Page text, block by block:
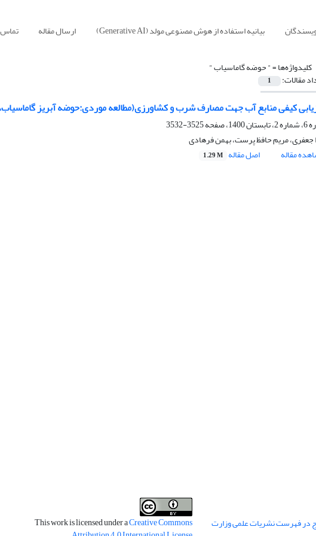
بیانیه استفاده از هوش مصنوعی مولد (Generative AI) ارسال مقاله تماس
کلیدواژه‌ها =" حوضه گاماسیاب "
مقالات: 1
کیفی منابع آب جهت مصارف شرب و کشاورزی(مطالعه موردی:حوضه آبریز
صفحه
3525-3532
جعفری، مریم حافظ پرست، بهمن فرهادی
مقاله
اصل مقاله 1.29 M
در فهرست نشریات علمی وزارت This work is licensed under aCreative Commons